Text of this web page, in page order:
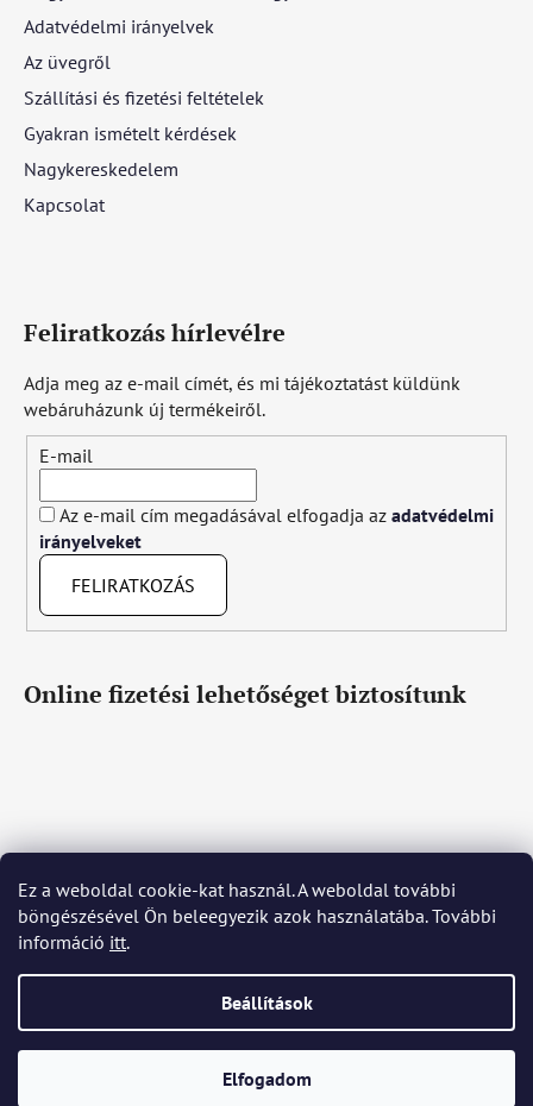
Ez a weboldal cookie-kat használ. A weboldal további
böngészésével Ön beleegyezik azok használatába. További
információ itt.
Beállítások
Elfogadom
Adatvédelmi irányelvek
Az üvegről
Szállítási és fizetési feltételek
Gyakran ismételt kérdések
Nagykereskedelem
Kapcsolat
Feliratkozás hírlevélre
Adja meg az e-mail címét, és mi tájékoztatást küldünk
webáruházunk új termékeiről.
E-mail
Az e-mail cím megadásával elfogadja az adatvédelmi
irányelveket
FELIRATKOZÁS
Online fizetési lehetőséget biztosítunk
Čeština Slovenčina English Deutsch Magyar
Język polski Română Italiano Español Français
Português
Nederlands Українська Ελληνικά Svenska Dansk
Bohemia Crystal Glass